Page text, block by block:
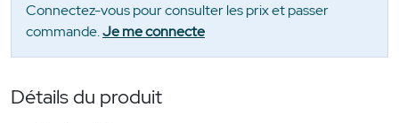
Connectez-vous pour consulter les prix et passer
commande.Je me connecte
Détails du produit